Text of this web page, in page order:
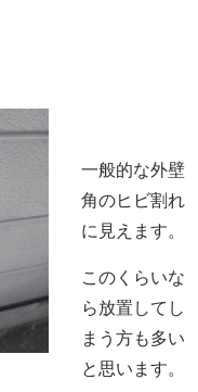
一般的な外壁
角のヒビ割れ
に見えます。
このくらいな
ら放置してし
まう方も多い
と思います。